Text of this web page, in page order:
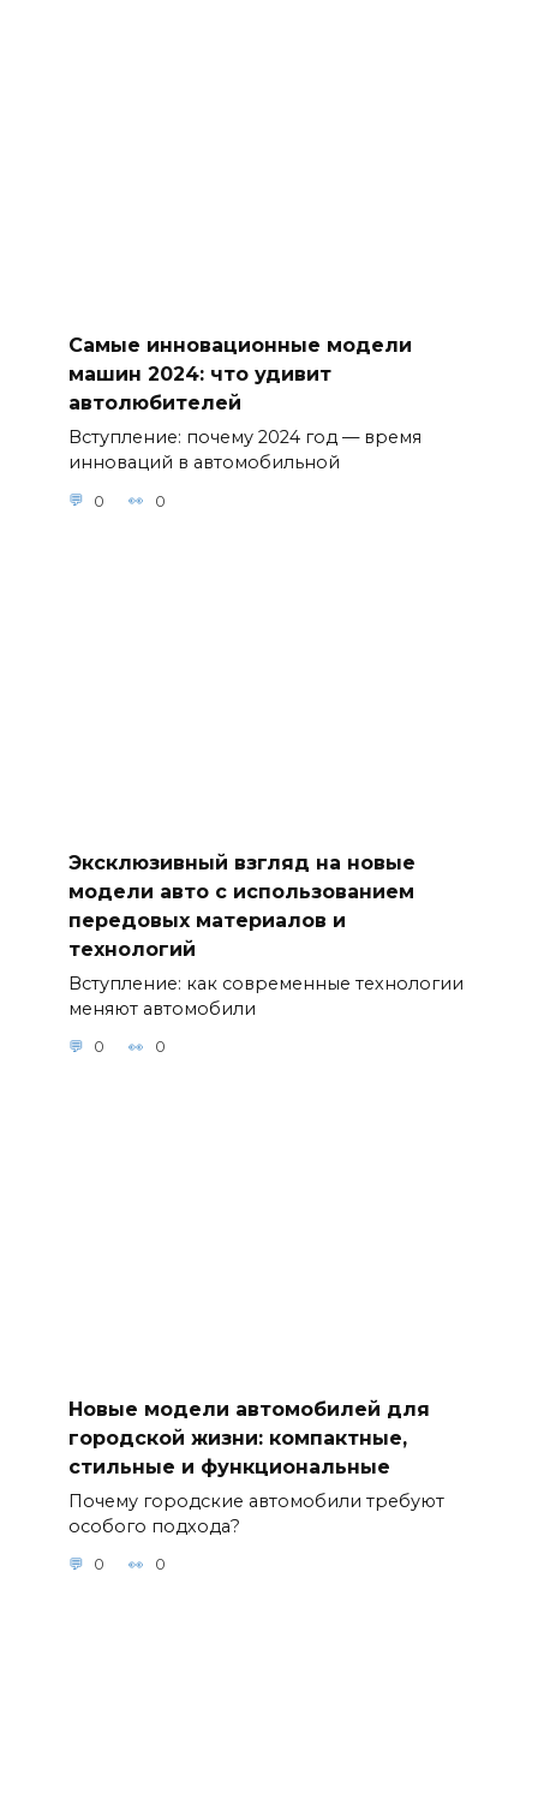
Самые инновационные модели
машин 2024: что удивит
автолюбителей
Вступление: почему 2024 год — время
инноваций в автомобильной
0 0
Эксклюзивный взгляд на новые
модели авто с использованием
передовых материалов и
технологий
Вступление: как современные технологии
меняют автомобили
0 0
Новые модели автомобилей для
городской жизни: компактные,
стильные и функциональные
Почему городские автомобили требуют
особого подхода?
0 0